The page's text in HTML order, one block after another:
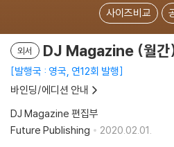
사이즈비교
외서 DJ Magazine (월
발행국 : 영국, 연12회 발행
바인딩/에디션 안내
DJ Magazine 편집부
Future Publishing
2020.02.01.